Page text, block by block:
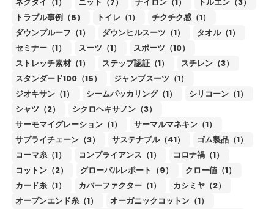
トラブル事例（6）
トイレ（1）
チクチク感（1）
ダウンプルーフ（1）
ダウンヒルスーツ（1）
タオル（1）
セミナー（1）
スーツ（1）
スポーツ（10）
ストレッチ素材（1）
ステップ認証（1）
スチレン（3）
スタンダード100（15）
ジャンプスーツ（1）
ジオキサン（1）
シームパッカリング（1）
シリコーン（1）
シャツ（2）
シクロヘキサノン（3）
サーモマイグレーション（1）
サーマルマネキン（1）
サプライチェーン（3）
サステナブル（41）
ゴム製品（1）
コーマ糸（1）
コンプライアンス（1）
コロナ禍（1）
コットン（2）
グローバルレポート（9）
クロー値（1）
カード糸（1）
カバーファクター（1）
カシミヤ（2）
オープンエンド糸（1）
オーガニックコットン（1）